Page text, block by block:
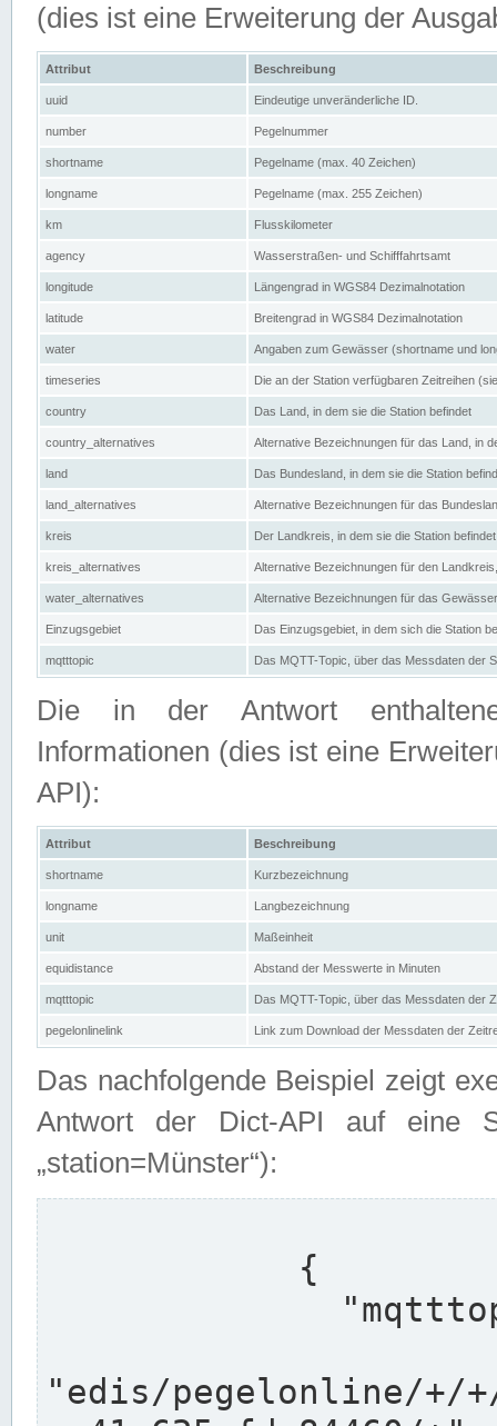
(dies ist eine Erweiterung der
Attribut Beschreibung
uuid Eindeutige unveränderliche ID.
number Pegelnummer
shortname Pegelname (max. 40 Zeichen)
longname Pegelname (max. 255 Zeichen)
km Flusskilometer
agency Wasserstraßen- und Schifffahrtsamt
longitude Längengrad in WGS84 Dezimalnotation
latitude Breitengrad in WGS84 Dezimalnotation
water Angaben zum Gewässer (shortname und
timeseries Die an der Station verfügbaren Zeitreihen
country Das Land, in dem sie die Station befindet
country_alternatives Alternative Bezeichnungen für das Land, in
land Das Bundesland, in dem sie die Station
land_alternatives Alternative Bezeichnungen für das
kreis Der Landkreis, in dem sie die Station befindet
kreis_alternatives Alternative Bezeichnungen für den
water_alternatives Alternative Bezeichnungen für das
Einzugsgebiet Das Einzugsgebiet, in dem sich die Station
mqtttopic Das MQTT-Topic, über das Messdaten der
Die in der Antwort
Informationen (dies ist eine
API):
Attribut Beschreibung
shortname Kurzbezeichnung
longname Langbezeichnung
unit Maßeinheit
equidistance Abstand der Messwerte in Minuten
mqtttopic Das MQTT-Topic, über das Messdaten der
pegelonlinelink Link zum Download der Messdaten der
Das nachfolgende Beispiel zeigt
Antwort der Dict-API auf eine
„station=Münster“):
"edis/pegelonline/+/